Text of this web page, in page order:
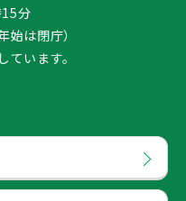
分
始は閉庁）
います。